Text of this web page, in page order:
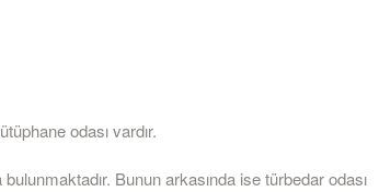
odası vardır.
Bunun arkasında ise türbedar odası